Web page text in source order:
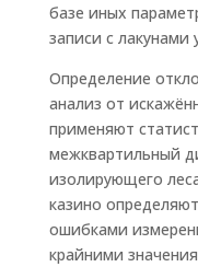
базе иных
записи с лакунами
Определение
анализ от
применяют
межквартильный
изолирующего
казино
ошибками
крайними